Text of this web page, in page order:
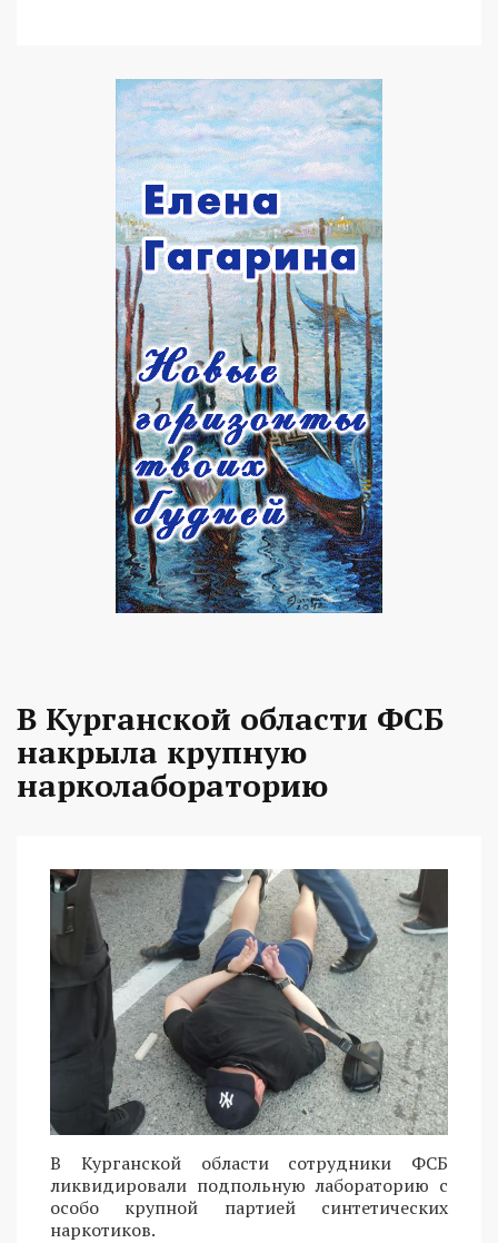
В Курганской области ФСБ
накрыла крупную
нарколабораторию
В Курганской области сотрудники ФСБ
ликвидировали подпольную лабораторию с
особо крупной партией синтетических
наркотиков.